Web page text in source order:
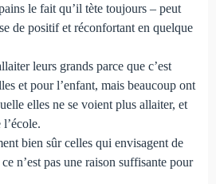
le fait qu’il tète toujours – peut
de positif et réconfortant en quelque
leurs grands parce que c’est
et pour l’enfant, mais beaucoup ont
elles ne se voient plus allaiter, et
bien sûr celles qui envisagent de
n’est pas une raison suffisante pour